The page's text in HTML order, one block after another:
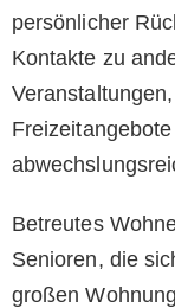
persönlicher
Kontakte zu
Betreutes
Senioren, die
großen